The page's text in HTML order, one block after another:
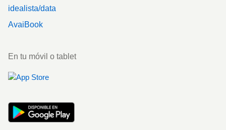
idealista/data
AvaiBook
En tu móvil o tablet